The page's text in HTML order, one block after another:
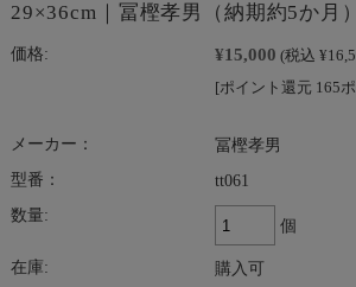
29×36cm｜冨樫孝男（納期約5か月）
価格: ¥15,000 (税込
[ポイント還元 165
メーカー：
冨樫孝男
型番：
tt061
数量:
個
在庫: 購入可